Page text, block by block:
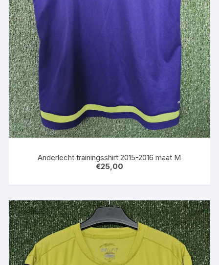
Anderlecht trainingsshirt 2015-2016 maat M
€25,00